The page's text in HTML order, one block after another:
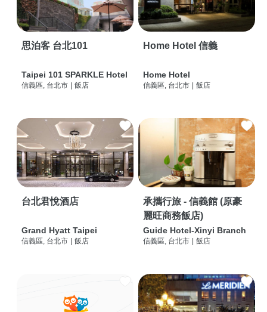
思泊客 台北101
Taipei 101 SPARKLE Hotel
信義區, 台北市 飯店
Home Hotel 信義
Home Hotel
信義區, 台北市 飯店
台北君悅酒店
Grand Hyatt Taipei
信義區, 台北市 飯店
承攜行旅 - 信義館 (原豪
麗旺商務飯店)
Guide Hotel-Xinyi Branch
信義區, 台北市 飯店